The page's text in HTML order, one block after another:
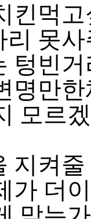
킨먹
못
텅빈
명만
모르
지켜
가 더